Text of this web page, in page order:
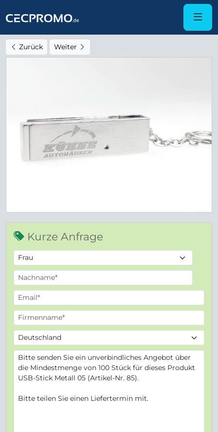
Zurück Weiter
Kurze Anfrage